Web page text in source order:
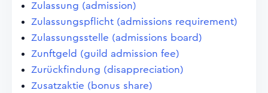
Zulassung (admission)
Zulassungspflicht (admissions requirement)
Zulassungsstelle (admissions board)
Zunftgeld (guild admission fee)
Zurückfindung (disappreciation)
Zusatzaktie (bonus share)